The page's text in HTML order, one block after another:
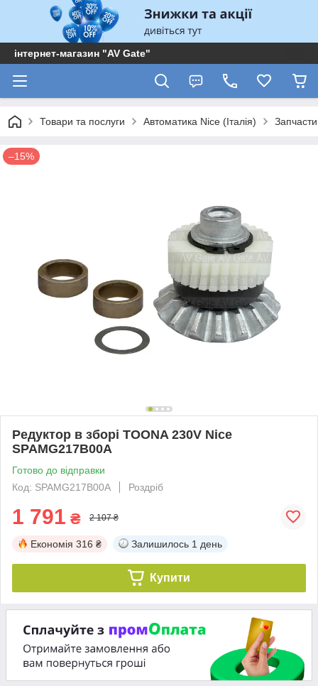
інтернет-магазин "AV Gate"
Товари та послуги Автоматика Nice (Італія)
–15%
Редуктор в зборі TOONA 230V Nice
SPAMG217B00A
Готово до відправки
Код: SPAMG217B00A
Роздріб
1 791 ₴ 2 107 ₴
Економія 316 ₴ Залишилось 1 день
Купити